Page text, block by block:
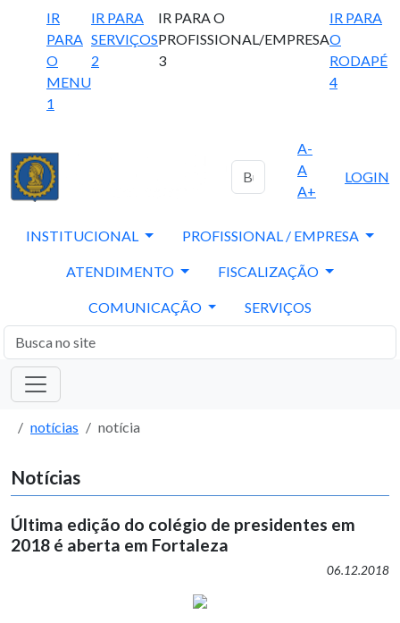
IR
PARA
O
MENU
1
IR PARA
SERVIÇOS
2
IR PARA O
PROFISSIONAL/EMPRESA
3
IR PARA
O
RODAPÉ
4
A-
A
A+
LOGIN
INSTITUCIONAL PROFISSIONAL / EMPRESA
ATENDIMENTO FISCALIZAÇÃO
COMUNICAÇÃO SERVIÇOS
notícias notícia
Notícias
Última edição do colégio de presidentes em
2018 é aberta em Fortaleza
06.12.2018